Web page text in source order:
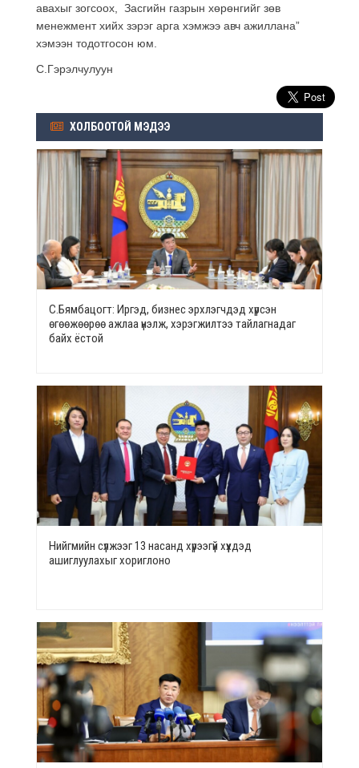
авахыг зогсоох, Засгийн газрын хөрөнгийг зөв
менежмент хийх зэрэг арга хэмжээ авч ажиллана”
хэмээн тодотгосон юм.
С.Гэрэлчулуун
ХОЛБООТОЙ МЭДЭЭ
С.Бямбацогт: Иргэд, бизнес эрхлэгчдэд хүрсэн
өгөөжөөрөө ажлаа үнэлж, хэрэгжилтээ тайлагнадаг
байх ёстой
Нийгмийн сүлжээг 13 насанд хүрээгүй хүүхдэд
ашиглуулахыг хориглоно